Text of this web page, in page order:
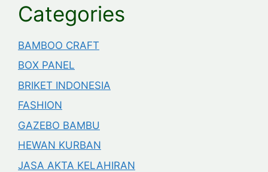
Categories
BAMBOO CRAFT
BOX PANEL
BRIKET INDONESIA
FASHION
GAZEBO BAMBU
HEWAN KURBAN
JASA AKTA KELAHIRAN